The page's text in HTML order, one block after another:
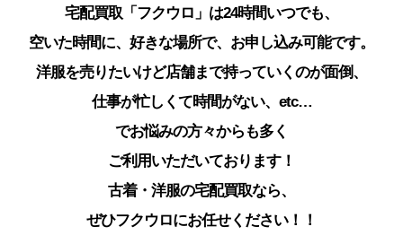
宅配買取「フクウロ」は24時間いつでも、
空いた時間に、好きな場所で、お申し込み可能です。
洋服を売りたいけど店舗まで持っていくのが面倒、
仕事が忙しくて時間がない、etc…
でお悩みの方々からも多く
ご利用いただいております！
古着・洋服の宅配買取なら、
ぜひフクウロにお任せください！！